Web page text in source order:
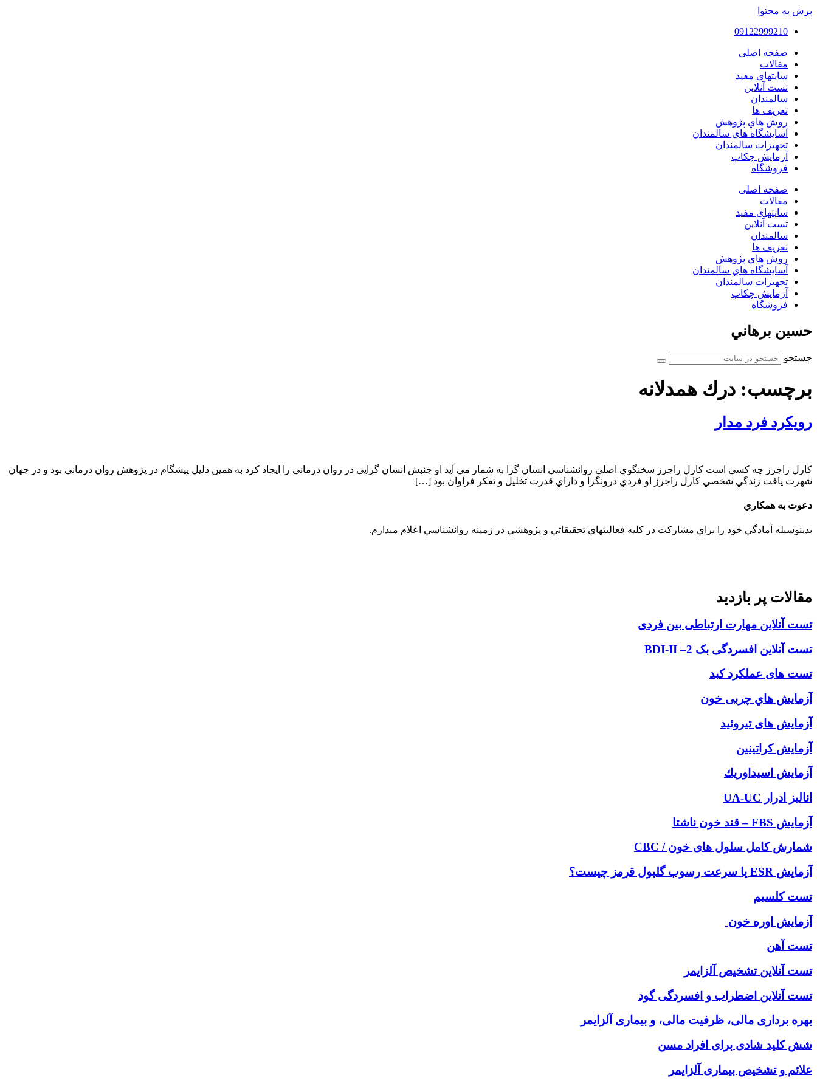
پرش به محتوا
09122999210
صفحه اصلی
مقالات
سايتهاي مفيد
تست آنلاین
سالمندان
تعريف ها
روش هاي پژوهش
آسايشگاه هاي سالمندان
تجهیزات سالمندان
آزمايش چكاپ
فروشگاه
صفحه اصلی
مقالات
سايتهاي مفيد
تست آنلاین
سالمندان
تعريف ها
روش هاي پژوهش
آسايشگاه هاي سالمندان
تجهیزات سالمندان
آزمايش چكاپ
فروشگاه
حسين برهاني
جستجو
برچسب: درك همدلانه
رويكرد فرد مدار
كارل راجرز چه كسي است كارل راجرز سخنگوي اصلي روانشناسي انسان گرا به شمار مي آيد او جنبش انسان گرايي در روان درماني را ايجاد كرد به همين دليل پيشگام در پژوهش روان درماني بود و در جهان
شهرت يافت زندگي شخصي كارل راجرز او فردي درونگرا و داراي قدرت تخليل و تفكر فراوان بود […]
دعوت به همكاري
بدينوسيله آمادگي خود را براي مشاركت در كليه فعاليتهاي تحقيقاتي و پژوهشي در زمينه روانشناسي اعلام ميدارم.
مقالات پر بازديد
تست آنلاین مهارت ارتباطی بین فردی
تست آنلاين افسردگی بک 2– BDI-II
تست های عملکرد کبد
آزمایش هاي چربی خون
آزمایش های تیروئید
آزمايش كراتينين
آزمايش اسيداوريك
انالیز ادرار UA-UC
آزمایش FBS – قند خون ناشتا
شمارش کامل سلول های خون / CBC
آزمایش ESR یا سرعت رسوب گلبول قرمز چیست؟
تست کلسیم
آزمایش اوره خون
تست آهن
تست آنلاين تشخيص آلزايمر
تست آنلاین اضطراب و افسردگی گود
بهره برداری مالی، ظرفیت مالی، و بیماری آلزایمر
شش کلید شادی برای افراد مسن
علائم و تشخیص بیماری آلزایمر